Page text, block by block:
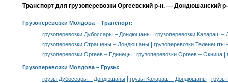
Транспорт для грузоперевозки Оргеевский р-н. — Дондюшанский
Грузоперевозки Молдова– Транспорт:
грузоперевозки Дубоссары – Дондюшаны|
грузоперевозки Калараш
грузоперевозки Страшены – Дондюшаны|
грузоперевозки
грузоперевозки Оргеев – Единецы| грузоперевозки Оргеев – Окница|
Грузоперевозки Молдова – Грузы:
грузы Дубоссары – Дондюшаны| грузы Калараш – Дондюшаны|